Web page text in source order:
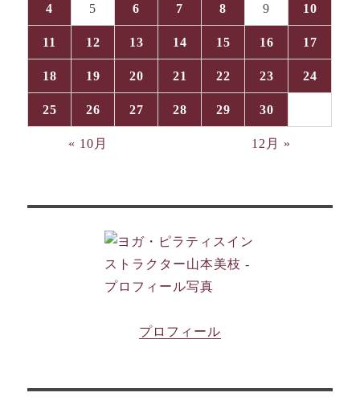
4 5 6 7 8 9 10
11 12 13 14 15 16 17
18 19 20 21 22 23 24
25 26 27 28 29 30
« 10月 12月 »
プロフィール